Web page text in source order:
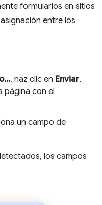
formularios en sitios
entre los
, haz clic en Enviar,
página con el
un campo de
los campos